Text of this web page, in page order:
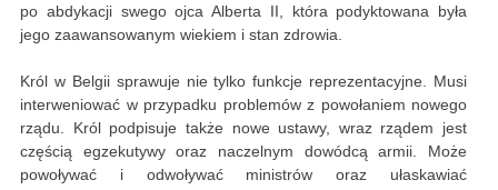
po abdykacji swego ojca Alberta II, która podyktowana była
jego zaawansowanym wiekiem i stan zdrowia.
Król w Belgii sprawuje nie tylko funkcje reprezentacyjne. Musi
interweniować w przypadku problemów z powołaniem nowego
rządu. Król podpisuje także nowe ustawy, wraz rządem jest
częścią egzekutywy oraz naczelnym dowódcą armii. Może
powoływać i odwoływać ministrów oraz ułaskawiać